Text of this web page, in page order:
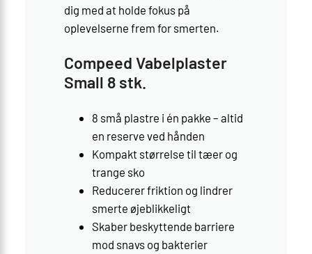
dig med at holde fokus på
oplevelserne frem for smerten.
Compeed Vabelplaster
Small 8 stk.
8 små plastre i én pakke – altid
en reserve ved hånden
Kompakt størrelse til tæer og
trange sko
Reducerer friktion og lindrer
smerte øjeblikkeligt
Skaber beskyttende barriere
mod snavs og bakterier